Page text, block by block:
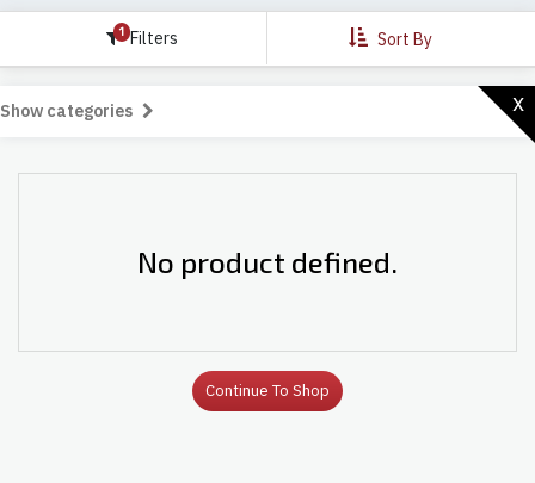
1 Filters Sort By
x
Show categories
No product defined.
Continue To Shop